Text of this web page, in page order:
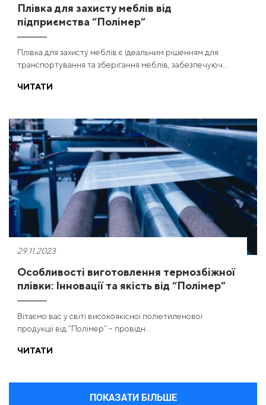
Плівка для захисту меблів від
підприємства “Полімер”
Плівка для захисту меблів є ідеальним рішенням для
транспортування та зберігання меблів, забезпечуюч...
ЧИТАТИ
29.11.2023
Особливості виготовлення термозбіжної
плівки: Інновації та якість від “Полімер”
Вітаємо вас у світі високоякісної поліетиленової
продукції від “Полімер” – провідн...
ЧИТАТИ
ПОКАЗАТИ БІЛЬШЕ